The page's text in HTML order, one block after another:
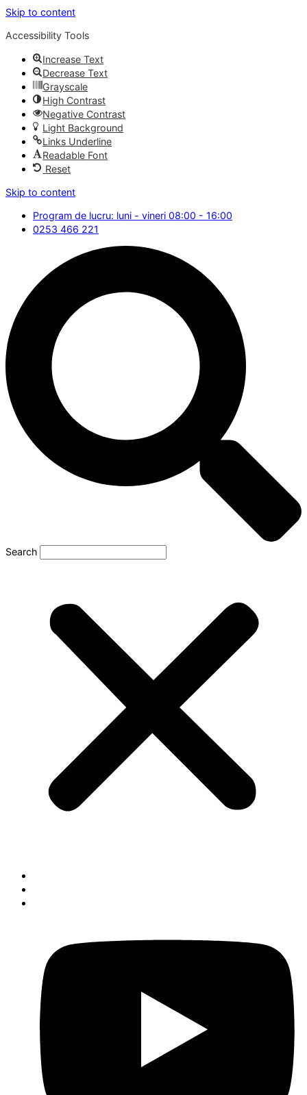
Skip to content
Accessibility Tools
Increase Text
Decrease Text
Grayscale
High Contrast
Negative Contrast
Light Background
Links Underline
Readable Font
Reset
Skip to content
Program de lucru: luni - vineri 08:00 - 16:00
0253 466 221
Search